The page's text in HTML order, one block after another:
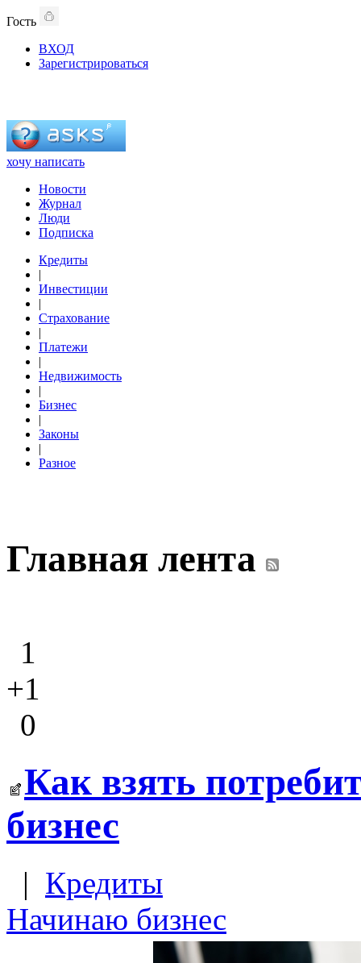
Гость
ВХОД
Зарегистрироваться
хочу написать
Новости
Журнал
Люди
Подписка
Кредиты
|
Инвестиции
|
Страхование
|
Платежи
|
Недвижимость
|
Бизнес
|
Законы
|
Разное
Главная лента
1
+1
0
Как взять
бизнес
| Кредиты
Начинаю бизнес